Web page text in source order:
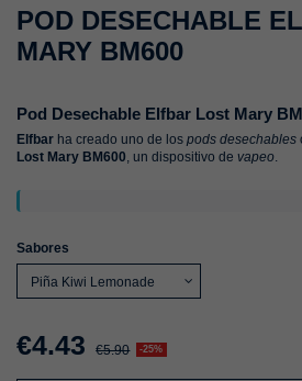
POD DESECHABLE
MARY BM600
Pod Desechable Elfbar Lost Mary
Elfbar ha creado uno de los pods desechables
Lost Mary BM600 , un dispositivo de vapeo
Sabores
€4.43 €5.90 -25%